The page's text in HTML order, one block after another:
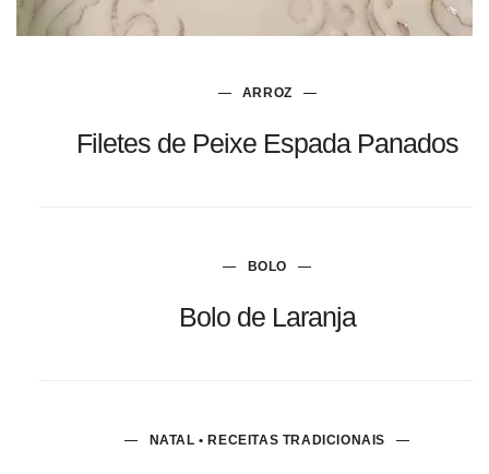
ARROZ
Filetes de Peixe Espada Panados
BOLO
Bolo de Laranja
NATAL • RECEITAS TRADICIONAIS